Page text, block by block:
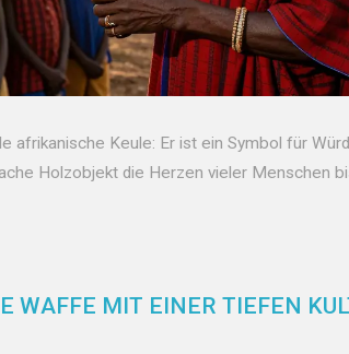
afrikanische Keule: Er ist ein Symbol für
Holzobjekt die Herzen vieler Menschen
WAFFE MIT EINER TIEFEN